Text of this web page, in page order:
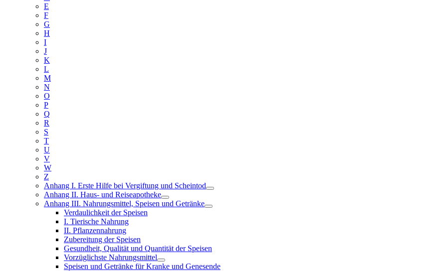
E
F
G
H
I
J
K
L
M
N
O
P
Q
R
S
T
U
V
W
Z
Anhang I. Erste Hilfe bei Vergiftung und Scheintod
Anhang II. Haus- und Reiseapotheke
Anhang III. Nahrungsmittel, Speisen und Getränke
Verdaulichkeit der Speisen
I. Tierische Nahrung
II. Pflanzennahrung
Zubereitung der Speisen
Gesundheit, Qualität und Quantität der Speisen
Vorzüglichste Nahrungsmittel
Speisen und Getränke für Kranke und Genesende